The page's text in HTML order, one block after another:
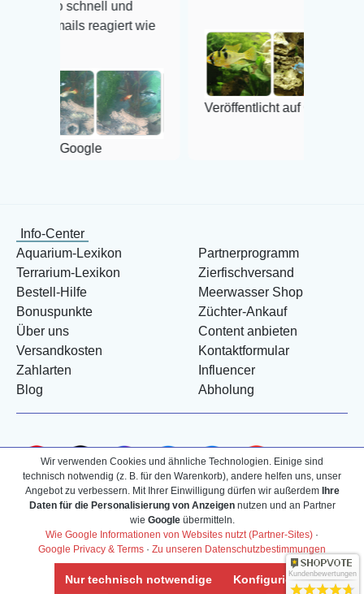
reagiert wie
Veröffentlicht auf Google
Info-Center
Aquarium-Lexikon
Terrarium-Lexikon
Bestell-Hilfe
Bonuspunkte
Über uns
Versandkosten
Zahlarten
Blog
Partnerprogramm
Zierfischversand
Meerwasser Shop
Züchter-Ankauf
Content anbieten
Kontaktformular
Influencer
Abholung
Wir verwenden Cookies und ähnliche Technologien. Einige sind
technisch notwendig (z. B. für den Warenkorb), andere helfen uns, unser
Angebot zu verbessern. Mit Ihrer Einwilligung dürfen wir außerdem Ihre
Daten für die Personalisierung von Anzeigennutzen und an Partner
wie Googleübermitteln.
Wie Google Informationen von Websites nutzt (Partner-Sites) ·
Google Privacy & Terms · Zu unseren Datenschutzbestimmungen
Nur technisch notwendige KonfigurierenKundenbewertungen